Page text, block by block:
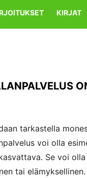
KIRJAT
tarkastella
voi olla
Se voi olla
tai elämyksellinen.